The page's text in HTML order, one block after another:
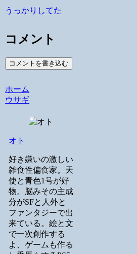
うっかりしてた
コメント
コメントを書き込む
ホーム
ウサギ
オト
好き嫌いの激しい
雑食性偏食家。天
使と青色1号が好
物。脳みその主成
分がSFと人外と
ファンタジーで出
来ている。絵と文
で一次創作する
よ、ゲームも作る